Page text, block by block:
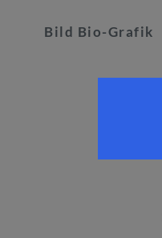
Bild Bio-Grafik